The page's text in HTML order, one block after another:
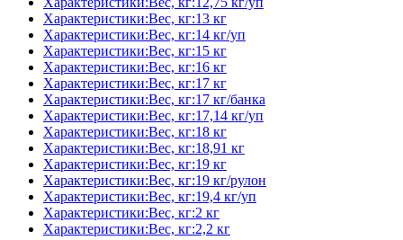
Характеристики:Вес, кг:13 кг
Характеристики:Вес, кг:14 кг/уп
Характеристики:Вес, кг:15 кг
Характеристики:Вес, кг:16 кг
Характеристики:Вес, кг:17 кг
Характеристики:Вес, кг:17 кг/банка
Характеристики:Вес, кг:17,14 кг/уп
Характеристики:Вес, кг:18 кг
Характеристики:Вес, кг:18,91 кг
Характеристики:Вес, кг:19 кг
Характеристики:Вес, кг:19 кг/рулон
Характеристики:Вес, кг:19,4 кг/уп
Характеристики:Вес, кг:2 кг
Характеристики:Вес, кг:2,2 кг